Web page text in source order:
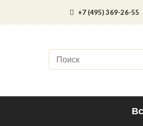
+7 (495) 369-26-55